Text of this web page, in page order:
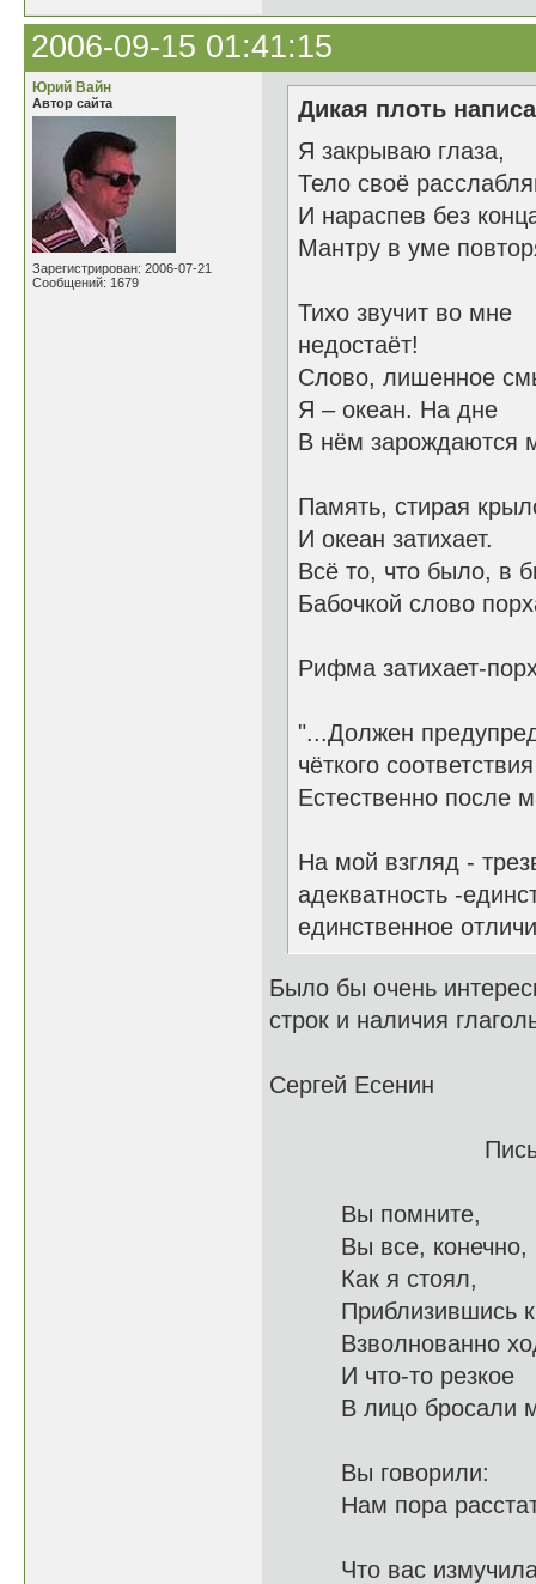
2006-09-15 01:41:15
Юрий Вайн
Автор сайта
Зарегистрирован: 2006-07-21
Сообщений: 1679
Дикая плоть
Я закрываю глаза,
Тело своё
И нараспев без
Мантру в уме
Тихо звучит во
недостаёт!
Слово, лишенное
Я – океан. На дне
В нём зарождаются
Память, стирая
И океан затихает.
Всё то, что было, в
Бабочкой слово
Рифма затихает-
"...Должен
чёткого
Естественно после
На мой взгляд -
адекватность -
единственное
Было бы очень
строк и наличия
Сергей Есенин
Письмо к
Вы помните,
Вы все,
Как я стоял,
Взволнованно
И что-то резкое
В лицо
Вы говорили:
Нам
Что вас